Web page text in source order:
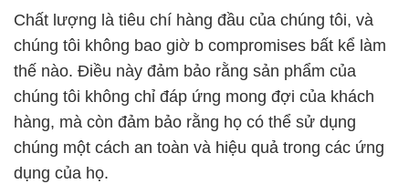
Chất lượng là tiêu chí hàng đầu của chúng tôi, và
chúng tôi không bao giờ b compromises bất kể làm
thế nào. Điều này đảm bảo rằng sản phẩm của
chúng tôi không chỉ đáp ứng mong đợi của khách
hàng, mà còn đảm bảo rằng họ có thể sử dụng
chúng một cách an toàn và hiệu quả trong các ứng
dụng của họ.